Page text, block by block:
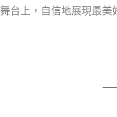
台上，自信地展現最美